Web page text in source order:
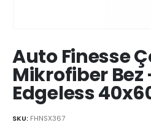
Auto Finesse
Mikrofiber Bez
Edgeless
SKU: FHNSX367